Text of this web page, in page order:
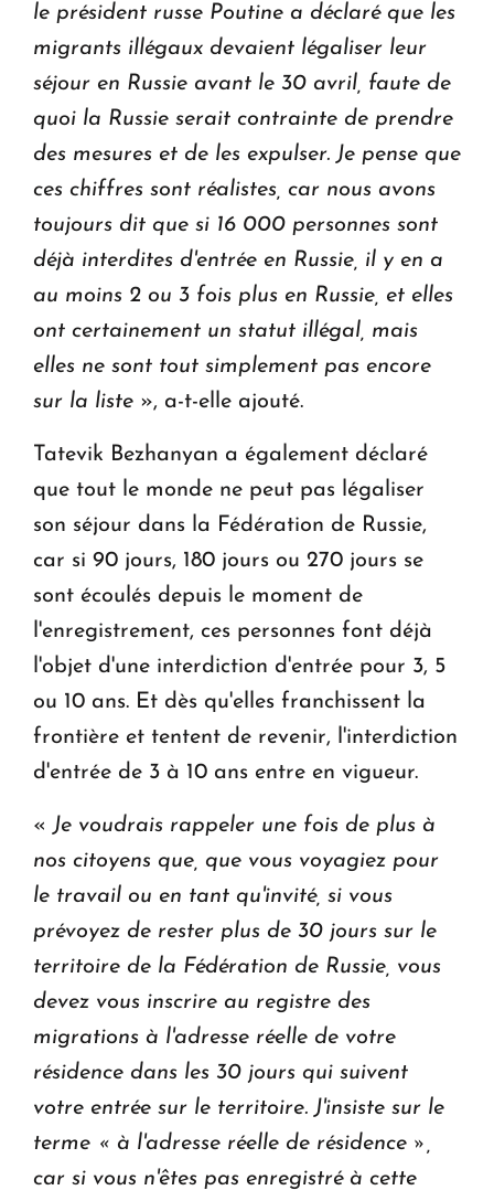
le président russe Poutine a déclaré que les
migrants illégaux devaient légaliser leur
séjour en Russie avant le 30 avril, faute de
quoi la Russie serait contrainte de prendre
des mesures et de les expulser. Je pense que
ces chiffres sont réalistes, car nous avons
toujours dit que si 16 000 personnes sont
déjà interdites d'entrée en Russie, il y en a
au moins 2 ou 3 fois plus en Russie, et elles
ont certainement un statut illégal, mais
elles ne sont tout simplement pas encore
sur la liste », a-t-elle ajouté.
Tatevik Bezhanyan a également déclaré
que tout le monde ne peut pas légaliser
son séjour dans la Fédération de Russie,
car si 90 jours, 180 jours ou 270 jours se
sont écoulés depuis le moment de
l'enregistrement, ces personnes font déjà
l'objet d'une interdiction d'entrée pour 3, 5
ou 10 ans. Et dès qu'elles franchissent la
frontière et tentent de revenir, l'interdiction
d'entrée de 3 à 10 ans entre en vigueur.
« Je voudrais rappeler une fois de plus à
nos citoyens que, que vous voyagiez pour
le travail ou en tant qu'invité, si vous
prévoyez de rester plus de 30 jours sur le
territoire de la Fédération de Russie, vous
devez vous inscrire au registre des
migrations à l'adresse réelle de votre
résidence dans les 30 jours qui suivent
votre entrée sur le territoire. J'insiste sur le
terme « à l'adresse réelle de résidence »,
car si vous n'êtes pas enregistré à cette